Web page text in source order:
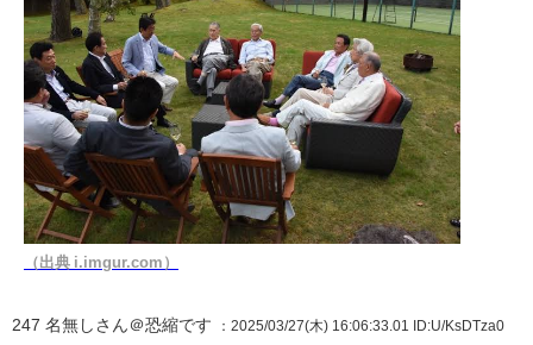
（出典 i.imgur.com）
247 名無しさん＠恐縮です ：2025/03/27(木) 16:06:33.01 ID:U/KsDTza0